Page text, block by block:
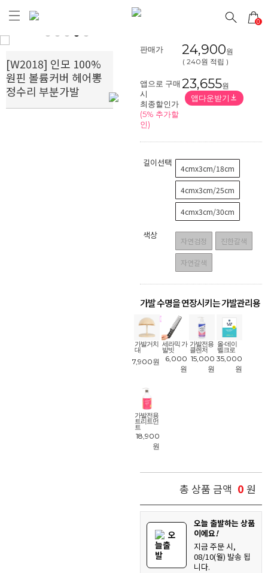
0
Next
[W2018] 인모 100%
원핀 볼륨커버 헤어뽕
정수리 부분가발
판매가 24,900원
( 240원 적립 )
앱으로 구매
시
최종할인가
(5% 추가할
인)
23,655원
앱다운받기
길이선택
4cmx3cm/18cm
4cmx3cm/25cm
4cmx3cm/30cm
색상
자연검정 진한갈색
자연갈색
가발 수명을 연장시키는 가발관리용
품!
가발거치
대
7,900원
세라믹 가
발빗
6,000
원
가발전용
클렌저
15,000
원
올-데이
벨크로
35,000
원
가발전용
트리트먼
트
18,900
원
총 상품 금액 0 원
오
늘출
발
오늘 출발하는 상품
이에요!
지금 주문 시,
08/10(월) 발송 됩
니다.